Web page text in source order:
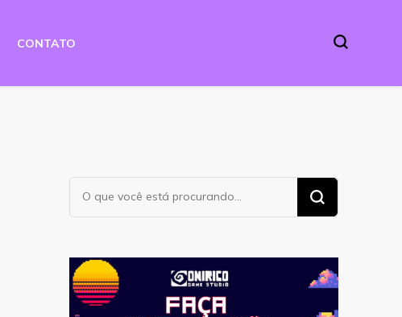
CONTATO
Procurando
algo?